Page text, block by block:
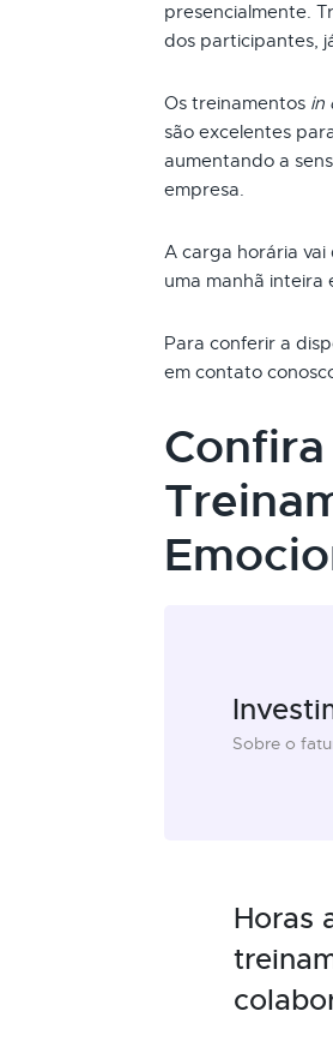
presencialmente.
dos participantes,
Os treinamentos in
são excelentes
aumentando a
empresa.
A carga horária
uma manhã inteira
Para conferir a
em contato
Sobre o
Horas